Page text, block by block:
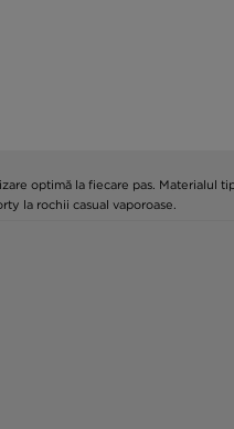
optimă la fiecare pas. Materialul
la rochii casual vaporoase.